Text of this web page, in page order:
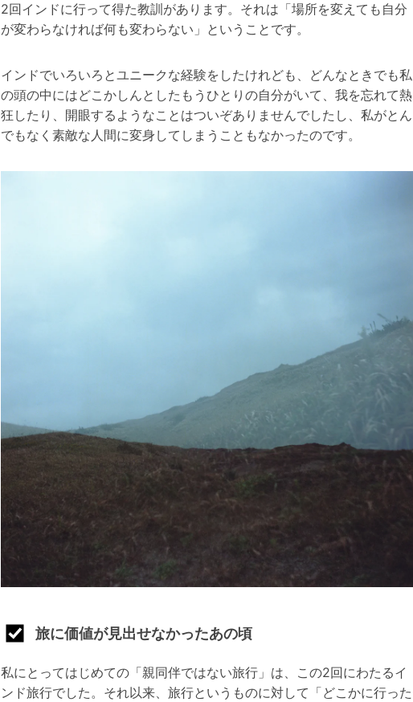
2回インドに行って得た教訓があります。それは「場所を変えても自分
が変わらなければ何も変わらない」ということです。
インドでいろいろとユニークな経験をしたけれども、どんなときでも私
の頭の中にはどこかしんとしたもうひとりの自分がいて、我を忘れて熱
狂したり、開眼するようなことはついぞありませんでしたし、私がとん
でもなく素敵な人間に変身してしまうこともなかったのです。
旅に価値が見出せなかったあの頃
私にとってはじめての「親同伴ではない旅行」は、この2回にわたるイ
ンド旅行でした。それ以来、旅行というものに対して「どこかに行った